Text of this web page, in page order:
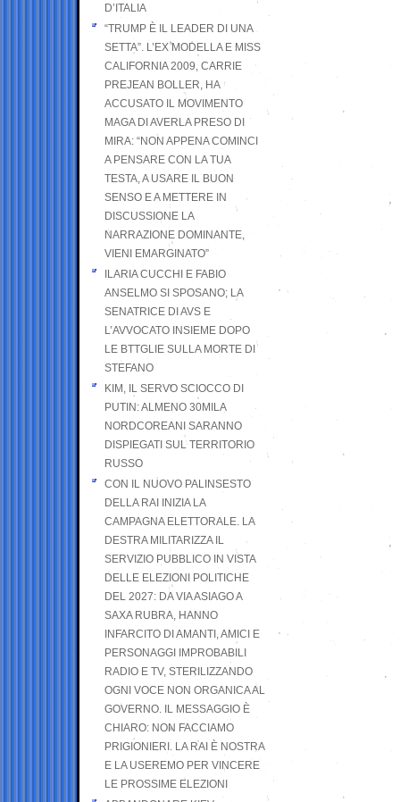
D’ITALIA
“TRUMP È IL LEADER DI UNA
SETTA”. L’EX MODELLA E MISS
CALIFORNIA 2009, CARRIE
PREJEAN BOLLER, HA
ACCUSATO IL MOVIMENTO
MAGA DI AVERLA PRESO DI
MIRA: “NON APPENA COMINCI
A PENSARE CON LA TUA
TESTA, A USARE IL BUON
SENSO E A METTERE IN
DISCUSSIONE LA
NARRAZIONE DOMINANTE,
VIENI EMARGINATO”
ILARIA CUCCHI E FABIO
ANSELMO SI SPOSANO; LA
SENATRICE DI AVS E
L’AVVOCATO INSIEME DOPO
LE BTTGLIE SULLA MORTE DI
STEFANO
KIM, IL SERVO SCIOCCO DI
PUTIN: ALMENO 30MILA
NORDCOREANI SARANNO
DISPIEGATI SUL TERRITORIO
RUSSO
CON IL NUOVO PALINSESTO
DELLA RAI INIZIA LA
CAMPAGNA ELETTORALE. LA
DESTRA MILITARIZZA IL
SERVIZIO PUBBLICO IN VISTA
DELLE ELEZIONI POLITICHE
DEL 2027: DA VIA ASIAGO A
SAXA RUBRA, HANNO
INFARCITO DI AMANTI, AMICI E
PERSONAGGI IMPROBABILI
RADIO E TV, STERILIZZANDO
OGNI VOCE NON ORGANICA AL
GOVERNO. IL MESSAGGIO È
CHIARO: NON FACCIAMO
PRIGIONIERI. LA RAI È NOSTRA
E LA USEREMO PER VINCERE
LE PROSSIME ELEZIONI